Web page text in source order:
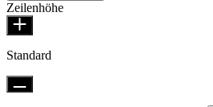
Zeilenhöhe
Standard